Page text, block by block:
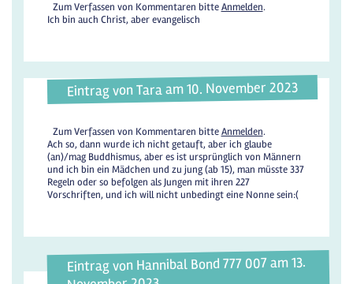
Zum Verfassen von Kommentaren bitteAnmelden.
Ich bin auch Christ, aber evangelisch
Eintrag von Tara am 10. November 2023
Zum Verfassen von Kommentaren bitteAnmelden.
Ach so, dann wurde ich nicht getauft, aber ich glaube
(an)/mag Buddhismus, aber es ist ursprünglich von Männern
und ich bin ein Mädchen und zu jung (ab 15), man müsste 337
Regeln oder so befolgen als Jungen mit ihren 227
Vorschriften, und ich will nicht unbedingt eine Nonne sein:(
Eintrag von Hannibal Bond 777 007 am 13.